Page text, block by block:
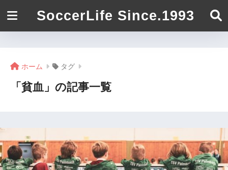
SoccerLife Since.1993
ホーム タグ
「貧血」の記事一覧